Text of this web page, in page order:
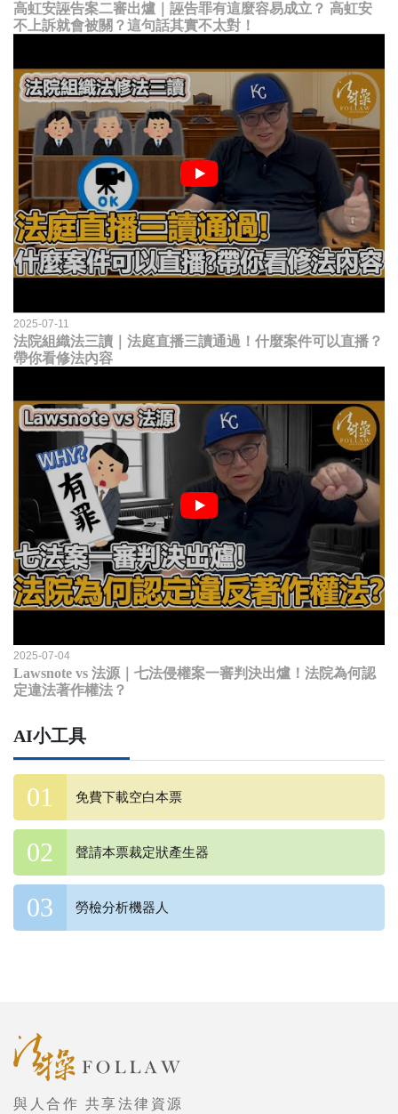
高虹安誣告案二審出爐｜誣告罪有這麼容易成立？ 高虹安
不上訴就會被關？這句話其實不太對！
2025-07-11
法院組織法三讀｜法庭直播三讀通過！什麼案件可以直播？
帶你看修法內容
2025-07-04
Lawsnote vs 法源｜七法侵權案一審判決出爐！法院為何認
定違法著作權法？
AI小工具
免費下載空白本票
聲請本票裁定狀產生器
勞檢分析機器人
與人合作 共享法律資源